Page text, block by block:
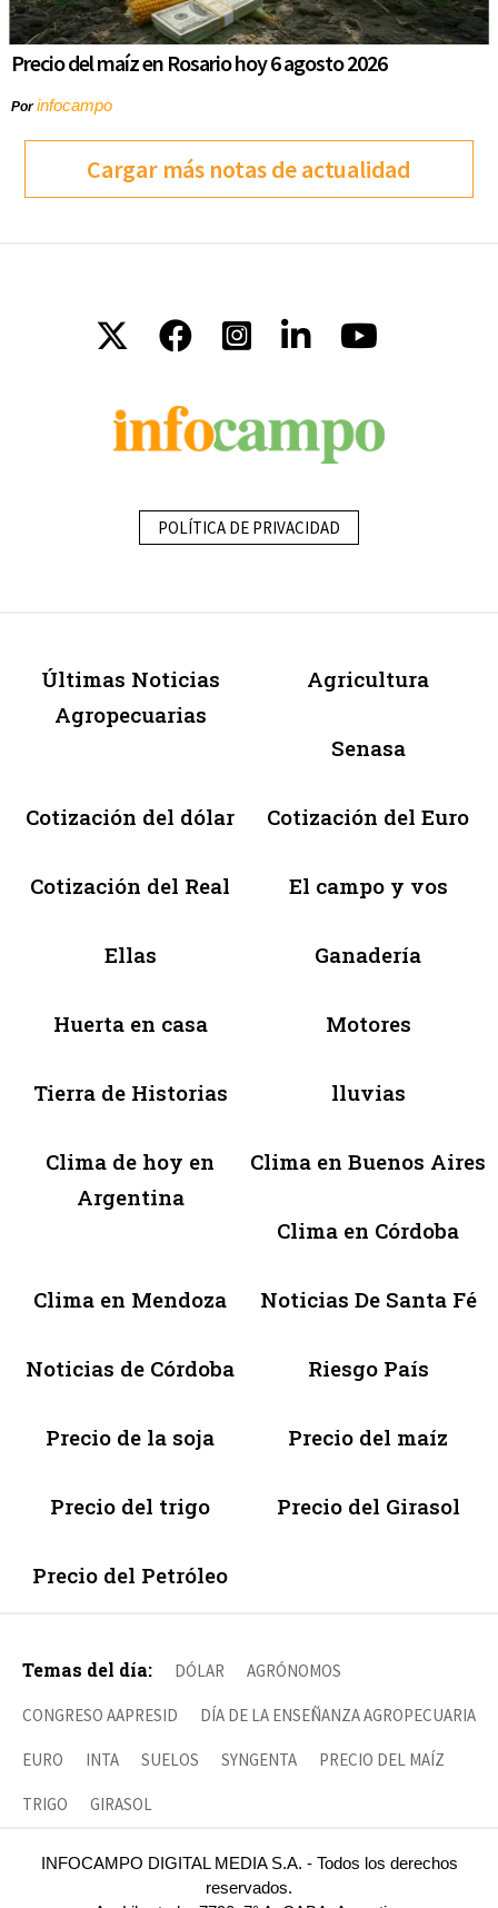
Precio del maíz en Rosario hoy 6 agosto 2026
Porinfocampo
Cargar más notas de actualidad
POLÍTICA DE PRIVACIDAD
Últimas Noticias
Agropecuarias
Agricultura
Senasa
Cotización del dólar Cotización del Euro
Cotización del Real El campo y vos
Ellas Ganadería
Huerta en casa Motores
Tierra de Historias lluvias
Clima de hoy en
Argentina
Clima en Buenos Aires
Clima en Córdoba
Clima en Mendoza Noticias De Santa Fé
Noticias de Córdoba Riesgo País
Precio de la soja Precio del maíz
Precio del trigo Precio del Girasol
Precio del Petróleo
Temas del día: DÓLAR AGRÓNOMOS
CONGRESO AAPRESID DÍA DE LA ENSEÑANZA AGROPECUARIA
EURO INTA SUELOS SYNGENTA PRECIO DEL MAÍZ
TRIGO GIRASOL
INFOCAMPO DIGITAL MEDIA S.A. - Todos los derechos
reservados.